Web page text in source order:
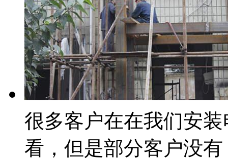
很多客户在在我们安
看，但是部分客户没